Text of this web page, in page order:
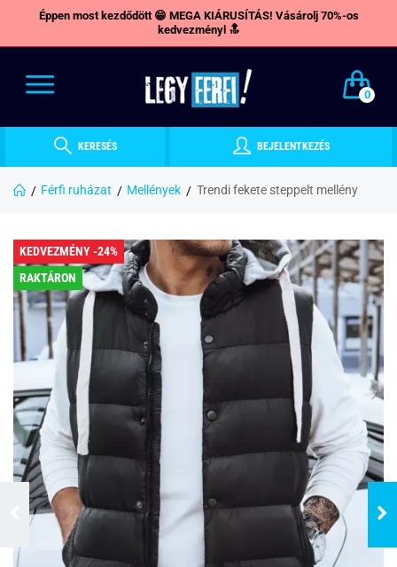
Éppen most kezdődött 😁 MEGA KIÁRUSÍTÁS! Vásárolj 70%-os
kedvezményl 🔝
0
KERESÉS BEJELENTKEZÉS
Férfi ruházat Mellények Trendi fekete steppelt mellény
KEDVEZMÉNY -24%
RAKTÁRON